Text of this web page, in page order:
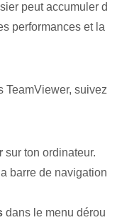
peut accumuler d
performances et la
TeamViewer, suivez
sur ton ordinateur.
barre de navigation
dans le menu dérou